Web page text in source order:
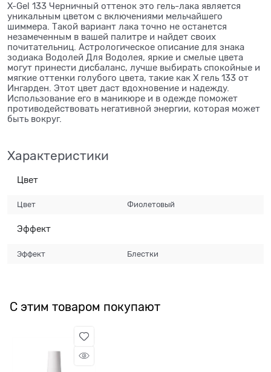
X-Gel 133 Черничный оттенок это гель-лака является
уникальным цветом с включениями мельчайшего
шиммера. Такой вариант лака точно не останется
незамеченным в вашей палитре и найдет своих
почитательниц. Астрологическое описание для знака
зодиака Водолей Для Водолея, яркие и смелые цвета
могут принести дисбаланс, лучше выбирать спокойные и
мягкие оттенки голубого цвета, такие как Х гель 133 от
Ингарден. Этот цвет даст вдохновение и надежду.
Использование его в маникюре и в одежде поможет
противодействовать негативной энергии, которая может
быть вокруг.
Характеристики
Цвет
Цвет Фиолетовый
Эффект
Эффект Блестки
С этим товаром покупают